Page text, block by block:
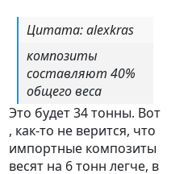
Цитата: alexkras
композиты
составляют 40%
общего веса
Это будет 34 тонны. Вот
, как-то не верится, что
импортные композиты
весят на 6 тонн легче, в